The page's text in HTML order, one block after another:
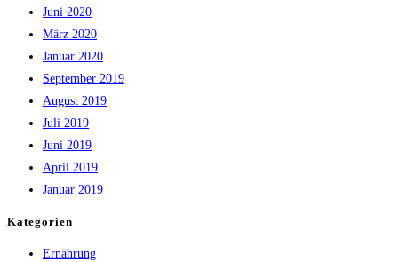
Juni 2020
März 2020
Januar 2020
September 2019
August 2019
Juli 2019
Juni 2019
April 2019
Januar 2019
Kategorien
Ernährung